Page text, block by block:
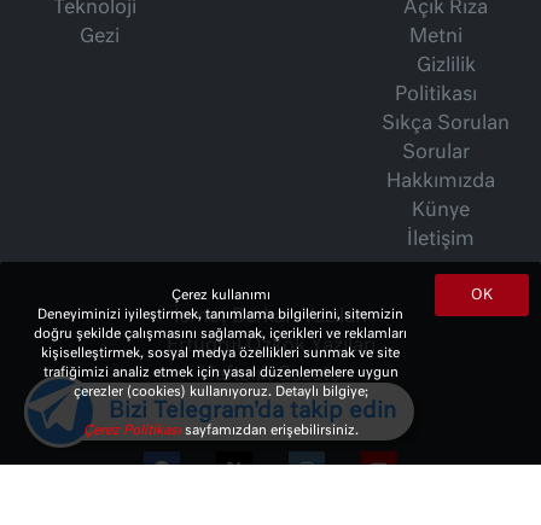
Teknoloji
Gezi
Açık Rıza
Metni
Gizlilik
Politikası
Sıkça Sorulan
Sorular
Hakkımızda
Künye
İletişim
İsmet Berkan Yazıları
Ertuğrul Özkök Yazıları
Haftalık Gazete
OK
Çerez kullanımı
Deneyiminizi iyileştirmek, tanımlama bilgilerini, sitemizin
doğru şekilde çalışmasını sağlamak, içerikleri ve reklamları
kişiselleştirmek, sosyal medya özellikleri sunmak ve site
trafiğimizi analiz etmek için yasal düzenlemelere uygun
çerezler (cookies) kullanıyoruz. Detaylı bilgiye;
Çerez Politikasısayfamızdan erişebilirsiniz.
Bizi Telegram'da takip edin